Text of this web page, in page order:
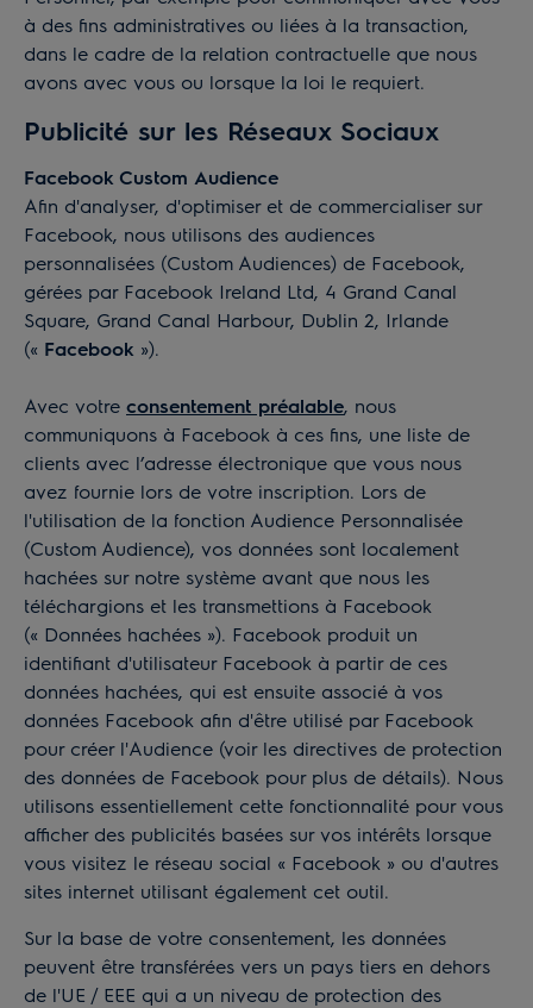
à des fins administratives ou liées à la transaction,
dans le cadre de la relation contractuelle que nous
avons avec vous ou lorsque la loi le requiert.
Publicité sur les Réseaux Sociaux
Facebook Custom Audience
Afin d'analyser, d'optimiser et de commercialiser sur
Facebook, nous utilisons des audiences
personnalisées (Custom Audiences) de Facebook,
gérées par Facebook Ireland Ltd, 4 Grand Canal
Square, Grand Canal Harbour, Dublin 2, Irlande
(« Facebook »).
Avec votre consentement préalable, nous
communiquons à Facebook à ces fins, une liste de
clients avec l’adresse électronique que vous nous
avez fournie lors de votre inscription. Lors de
l'utilisation de la fonction Audience Personnalisée
(Custom Audience), vos données sont localement
hachées sur notre système avant que nous les
téléchargions et les transmettions à Facebook
(« Données hachées »). Facebook produit un
identifiant d'utilisateur Facebook à partir de ces
données hachées, qui est ensuite associé à vos
données Facebook afin d'être utilisé par Facebook
pour créer l'Audience (voir les directives de protection
des données de Facebook pour plus de détails). Nous
utilisons essentiellement cette fonctionnalité pour vous
afficher des publicités basées sur vos intérêts lorsque
vous visitez le réseau social « Facebook » ou d'autres
sites internet utilisant également cet outil.
Sur la base de votre consentement, les données
peuvent être transférées vers un pays tiers en dehors
de l'UE / EEE qui a un niveau de protection des